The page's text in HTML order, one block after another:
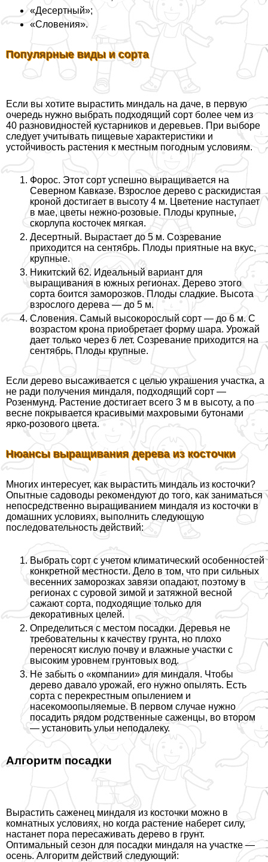
«Десертный»;
«Словения».
Популярные виды и сорта
Если вы хотите вырастить миндаль на даче, в первую
очередь нужно выбрать подходящий сорт более чем из
40 разновидностей кустарников и деревьев. При выборе
следует учитывать пищевые хаpaктеристики и
устойчивость растения к местным погодным условиям.
Форос. Этот сорт успешно выращивается на
Северном Кавказе. Взрослое дерево с раскидистая
кроной достигает в высоту 4 м. Цветение наступает
в мае, цветы нежно-розовые. Плоды крупные,
скорлупа косточек мягкая.
Десертный. Вырастает до 5 м. Созревание
приходится на сентябрь. Плоды приятные на вкус,
крупные.
Никитский 62. Идеальный вариант для
выращивания в южных регионах. Дерево этого
сорта боится заморозков. Плоды сладкие. Высота
взрослого дерева — до 5 м.
Словения. Самый высокорослый сорт — до 6 м. С
возрастом крона приобретает форму шара. Урожай
дает только через 6 лет. Созревание приходится на
сентябрь. Плоды крупные.
Если дерево высаживается с целью украшения участка, а
не ради получения миндаля, подходящий сорт —
Розенмунд. Растение достигает всего 3 м в высоту, а по
весне покрывается красивыми махровыми бутонами
ярко-розового цвета.
Нюансы выращивания дерева из косточки
Многих интересует, как вырастить миндаль из косточки?
Опытные садоводы рекомендуют до того, как заниматься
непосредственно выращиванием миндаля из косточки в
домашних условиях, выполнить следующую
последовательность действий:
Выбрать сорт с учетом климатический особенностей
конкретной местности. Дело в том, что при сильных
весенних заморозках завязи опадают, поэтому в
регионах с суровой зимой и затяжной весной
сажают сорта, подходящие только для
декоративных целей.
Определиться с местом посадки. Деревья не
требовательны к качеству грунта, но плохо
переносят кислую почву и влажные участки с
высоким уровнем грунтовых вод.
Не забыть о «компании» для миндаля. Чтобы
дерево давало урожай, его нужно опылять. Есть
сорта с перекрестным опылением и
насекомоопыляемые. В первом случае нужно
посадить рядом родственные саженцы, во втором
— установить ульи неподалеку.
Алгоритм посадки
Вырастить саженец миндаля из косточки можно в
комнатных условиях, но когда растение наберет силу,
настанет пора пересаживать дерево в грунт.
Оптимальный сезон для посадки миндаля на участке —
осень. Алгоритм действий следующий: